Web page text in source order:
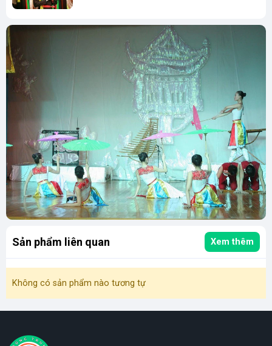
Sản phẩm liên quan Xem thêm
Không có sản phẩm nào tương tự